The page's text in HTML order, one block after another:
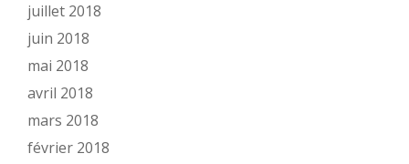
juillet 2018
juin 2018
mai 2018
avril 2018
mars 2018
février 2018